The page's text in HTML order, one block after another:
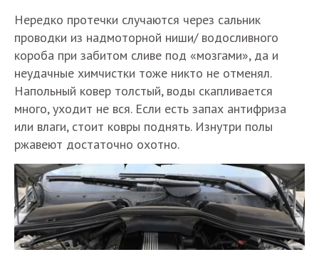
Нередко протечки случаются через сальник
проводки из надмоторной ниши/ водосливного
короба при забитом сливе под «мозгами», да и
неудачные химчистки тоже никто не отменял.
Напольный ковер толстый, воды скапливается
много, уходит не вся. Если есть запах антифриза
или влаги, стоит ковры поднять. Изнутри полы
ржавеют достаточно охотно.